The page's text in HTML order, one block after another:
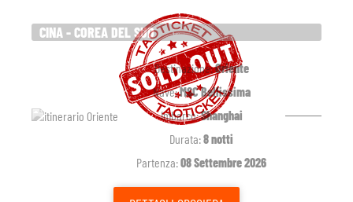
CINA - COREA DEL SUD
Destinazione:Oriente
Nave:MSC Bellissima
Imbarco:Shanghai
Durata:8 notti
Partenza:08 Settembre 2026